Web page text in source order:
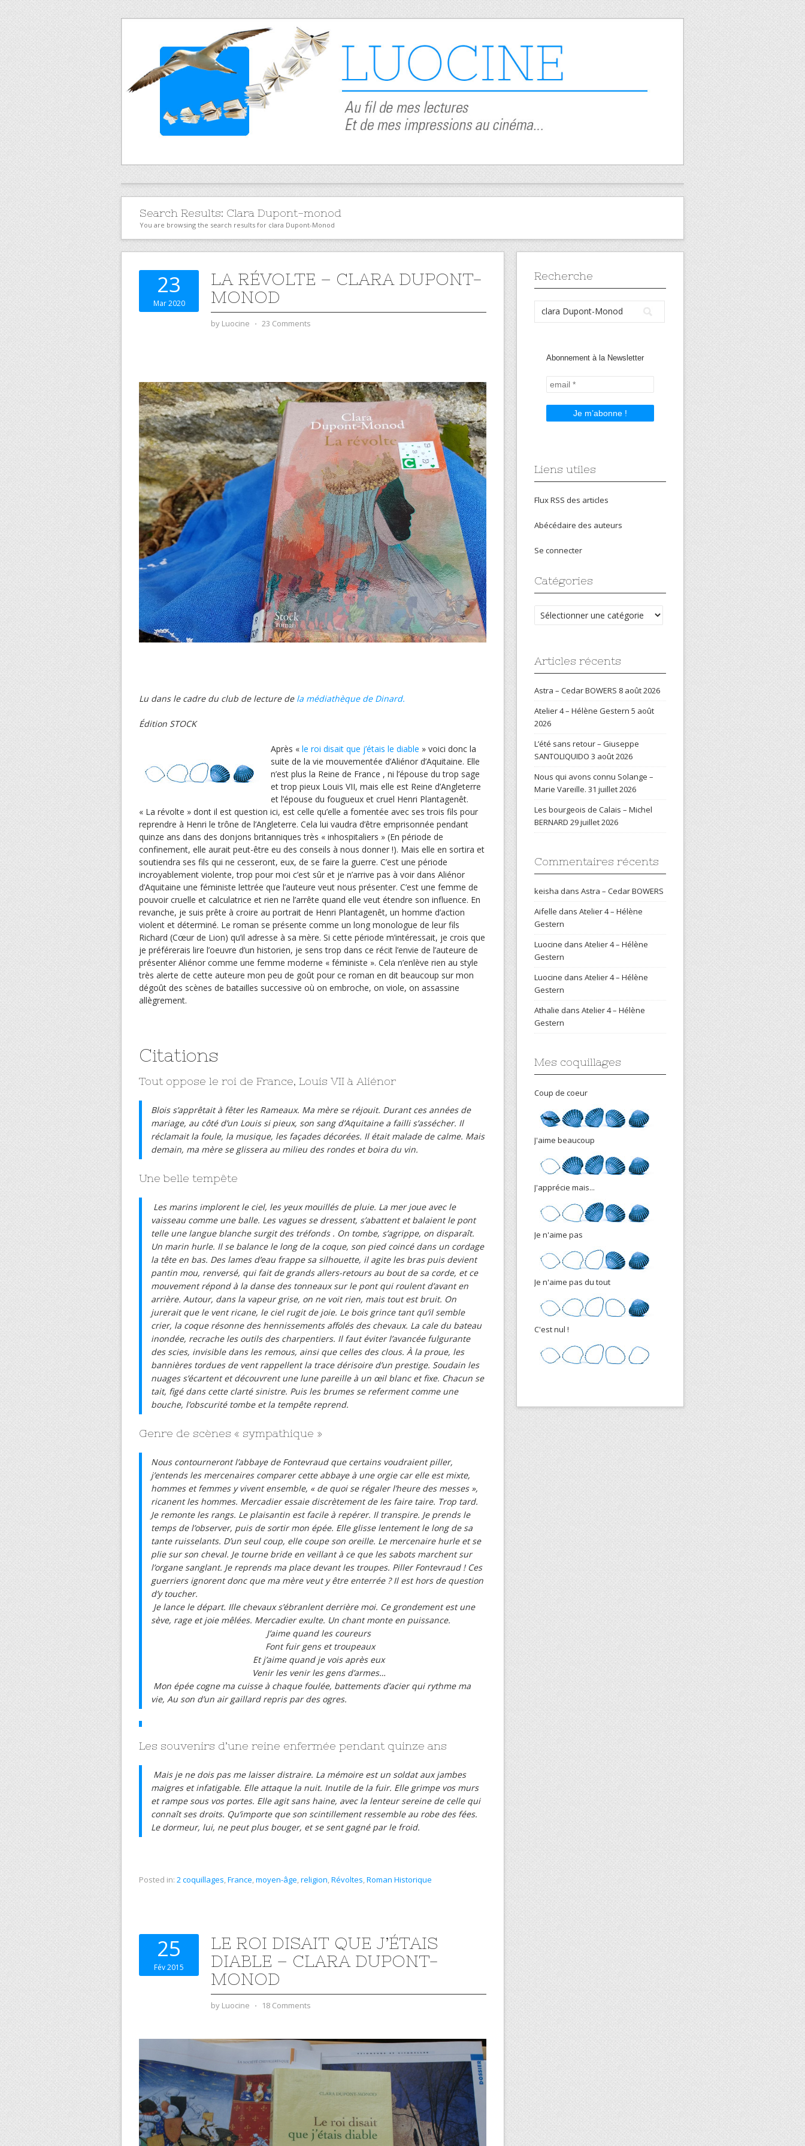
Search Results: Clara Dupont-monod
You are browsing the search results for clara Dupont-Monod
23
Mar 2020
LA RÉVOLTE – CLARA DUPONT-
MONOD
by Luocine ⋅ 23 Comments
Lu dans le cadre du club de lecture de la médiathèque de Dinard.
Édition STOCK
Après « le roi disait que j’étais le diable » voici donc la
suite de la vie mouvementée d’Aliénor d’Aquitaine. Elle
n’est plus la Reine de France , ni l’épouse du trop sage
et trop pieux Louis VII, mais elle est Reine d’Angleterre
et l’épouse du fougueux et cruel Henri Plantagenêt.
« La révolte » dont il est question ici, est celle qu’elle a fomentée avec ses trois fils pour
reprendre à Henri le trône de l’Angleterre. Cela lui vaudra d’être emprisonnée pendant
quinze ans dans des donjons britanniques très « inhospitaliers » (En période de
confinement, elle aurait peut-être eu des conseils à nous donner !). Mais elle en sortira et
soutiendra ses fils qui ne cesseront, eux, de se faire la guerre. C’est une période
incroyablement violente, trop pour moi c’est sûr et je n’arrive pas à voir dans Aliénor
d’Aquitaine une féministe lettrée que l’auteure veut nous présenter. C’est une femme de
pouvoir cruelle et calculatrice et rien ne l’arrête quand elle veut étendre son influence. En
revanche, je suis prête à croire au portrait de Henri Plantagenêt, un homme d’action
violent et déterminé. Le roman se présente comme un long monologue de leur fils
Richard (Cœur de Lion) qu’il adresse à sa mère. Si cette période m’intéressait, je crois que
je préférerais lire l’oeuvre d’un historien, je sens trop dans ce récit l’envie de l’auteure de
présenter Aliénor comme une femme moderne « féministe ». Cela n’enlève rien au style
très alerte de cette auteure mon peu de goût pour ce roman en dit beaucoup sur mon
dégoût des scènes de batailles successive où on embroche, on viole, on assassine
allègrement.
Citations
Tout oppose le roi de France, Louis VII à Aliénor
Blois s’apprêtait à fêter les Rameaux. Ma mère se réjouit. Durant ces années de
mariage, au côté d’un Louis si pieux, son sang d’Aquitaine a failli s’assécher. Il
réclamait la foule, la musique, les façades décorées. Il était malade de calme. Mais
demain, ma mère se glissera au milieu des rondes et boira du vin.
Une belle tempête
Les marins implorent le ciel, les yeux mouillés de pluie. La mer joue avec le
vaisseau comme une balle. Les vagues se dressent, s’abattent et balaient le pont
telle une langue blanche surgit des tréfonds . On tombe, s’agrippe, on disparaît.
Un marin hurle. Il se balance le long de la coque, son pied coincé dans un cordage
la tête en bas. Des lames d’eau frappe sa silhouette, il agite les bras puis devient
pantin mou, renversé, qui fait de grands allers-retours au bout de sa corde, et ce
mouvement répond à la danse des tonneaux sur le pont qui roulent d’avant en
arrière. Autour, dans la vapeur grise, on ne voit rien, mais tout est bruit. On
jurerait que le vent ricane, le ciel rugit de joie. Le bois grince tant qu’il semble
crier, la coque résonne des hennissements affolés des chevaux. La cale du bateau
inondée, recrache les outils des charpentiers. Il faut éviter l’avancée fulgurante
des scies, invisible dans les remous, ainsi que celles des clous. À la proue, les
bannières tordues de vent rappellent la trace dérisoire d’un prestige. Soudain les
nuages s’écartent et découvrent une lune pareille à un œil blanc et fixe. Chacun se
tait, figé dans cette clarté sinistre. Puis les brumes se referment comme une
bouche, l’obscurité tombe et la tempête reprend.
Genre de scènes « sympathique »
Nous contourneront l’abbaye de Fontevraud que certains voudraient piller,
j’entends les mercenaires comparer cette abbaye à une orgie car elle est mixte,
hommes et femmes y vivent ensemble, « de quoi se régaler l’heure des messes »,
ricanent les hommes. Mercadier essaie discrètement de les faire taire. Trop tard.
Je remonte les rangs. Le plaisantin est facile à repérer. Il transpire. Je prends le
temps de l’observer, puis de sortir mon épée. Elle glisse lentement le long de sa
tante ruisselants. D’un seul coup, elle coupe son oreille. Le mercenaire hurle et se
plie sur son cheval. Je tourne bride en veillant à ce que les sabots marchent sur
l’organe sanglant. Je reprends ma place devant les troupes. Piller Fontevraud ! Ces
guerriers ignorent donc que ma mère veut y être enterrée ? Il est hors de question
d’y toucher.
Je lance le départ. Ille chevaux s’ébranlent derrière moi. Ce grondement est une
sève, rage et joie mêlées. Mercadier exulte. Un chant monte en puissance.
J’aime quand les coureurs
Font fuir gens et troupeaux
Et j’aime quand je vois après eux
Venir les venir les gens d’armes…
Mon épée cogne ma cuisse à chaque foulée, battements d’acier qui rythme ma
vie, Au son d’un air gaillard repris par des ogres.
Les souvenirs d’une reine enfermée pendant quinze ans
Mais je ne dois pas me laisser distraire. La mémoire est un soldat aux jambes
maigres et infatigable. Elle attaque la nuit. Inutile de la fuir. Elle grimpe vos murs
et rampe sous vos portes. Elle agit sans haine, avec la lenteur sereine de celle qui
connaît ses droits. Qu’importe que son scintillement ressemble au robe des fées.
Le dormeur, lui, ne peut plus bouger, et se sent gagné par le froid.
Posted in: 2 coquillages,France,moyen-âge,religion,Révoltes,Roman Historique
25
Fév 2015
LE ROI DISAIT QUE J’ÉTAIS
DIABLE – CLARA DUPONT-
MONOD
by Luocine ⋅ 18 Comments
Recherche
Abonnement à la Newsletter
Liens utiles
Flux RSS des articles
Abécédaire des auteurs
Se connecter
Catégories
Catégories
Articles récents
Astra – Cedar BOWERS 8 août 2026
Atelier 4 – Hélène Gestern 5 août
2026
L’été sans retour – Giuseppe
SANTOLIQUIDO 3 août 2026
Nous qui avons connu Solange –
Marie Vareille. 31 juillet 2026
Les bourgeois de Calais – Michel
BERNARD 29 juillet 2026
Commentaires récents
keisha dans Astra – Cedar BOWERS
Aifelle dans Atelier 4 – Hélène
Gestern
Luocine dans Atelier 4 – Hélène
Gestern
Luocine dans Atelier 4 – Hélène
Gestern
Athalie dans Atelier 4 – Hélène
Gestern
Mes coquillages
Coup de coeur
J'aime beaucoup
J'apprécie mais...
Je n'aime pas
Je n'aime pas du tout
C'est nul !